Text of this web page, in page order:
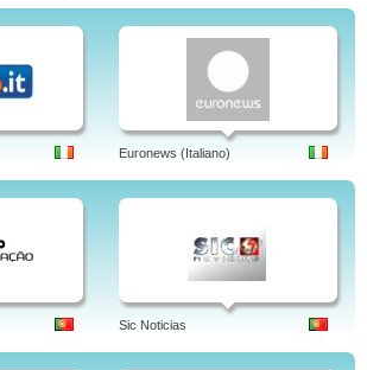
Euronews (Italiano)
Sic Noticias